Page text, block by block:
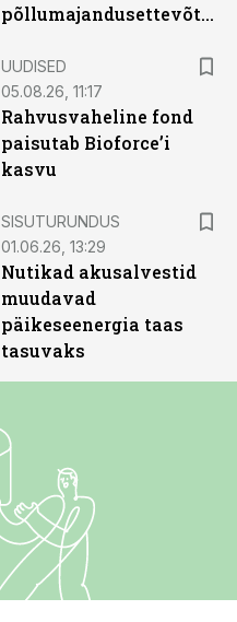
põllumajandusettevõtted
UUDISED
05.08.26, 11:17
Rahvusvaheline fond
paisutab Bioforce’i
kasvu
SISUTURUNDUS
01.06.26, 13:29
Nutikad akusalvestid
muudavad
päikeseenergia taas
tasuvaks